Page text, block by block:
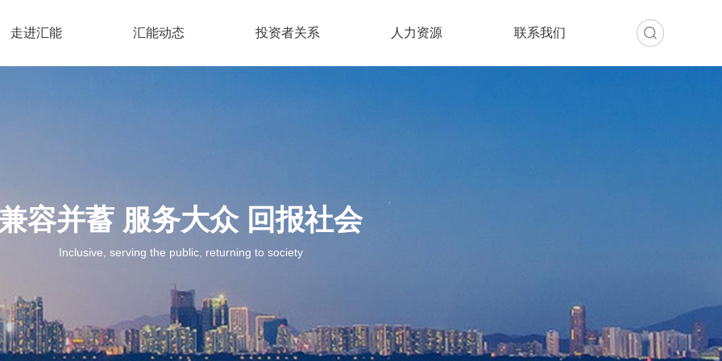
走进汇能 汇能动态 投资者关系 人力资源 联系我们
容并蓄 服务大众 回报社会
Inclusive, serving the public, returning to society